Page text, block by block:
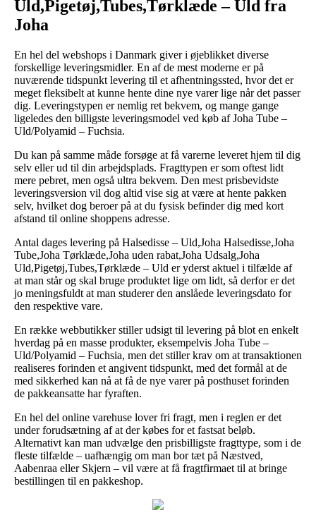
Uld,Pigetøj,Tubes,Tørklæde – Uld fra
Joha
En hel del webshops i Danmark giver i øjeblikket diverse
forskellige leveringsmidler. En af de mest moderne er på
nuværende tidspunkt levering til et afhentningssted, hvor det er
meget fleksibelt at kunne hente dine nye varer lige når det passer
dig. Leveringstypen er nemlig ret bekvem, og mange gange
ligeledes den billigste leveringsmodel ved køb af Joha Tube –
Uld/Polyamid – Fuchsia.
Du kan på samme måde forsøge at få varerne leveret hjem til dig
selv eller ud til din arbejdsplads. Fragttypen er som oftest lidt
mere pebret, men også ultra bekvem. Den mest prisbevidste
leveringsversion vil dog altid vise sig at være at hente pakken
selv, hvilket dog beroer på at du fysisk befinder dig med kort
afstand til online shoppens adresse.
Antal dages levering på Halsedisse – Uld,Joha Halsedisse,Joha
Tube,Joha Tørklæde,Joha uden rabat,Joha Udsalg,Joha
Uld,Pigetøj,Tubes,Tørklæde – Uld er yderst aktuel i tilfælde af
at man står og skal bruge produktet lige om lidt, så derfor er det
jo meningsfuldt at man studerer den anslåede leveringsdato for
den respektive vare.
En række webbutikker stiller udsigt til levering på blot en enkelt
hverdag på en masse produkter, eksempelvis Joha Tube –
Uld/Polyamid – Fuchsia, men det stiller krav om at transaktionen
realiseres forinden et angivent tidspunkt, med det formål at de
med sikkerhed kan nå at få de nye varer på posthuset forinden
de pakkeansatte har fyraften.
En hel del online varehuse lover fri fragt, men i reglen er det
under forudsætning af at der købes for et fastsat beløb.
Alternativt kan man udvælge den prisbilligste fragttype, som i de
fleste tilfælde – uafhængig om man bor tæt på Næstved,
Aabenraa eller Skjern – vil være at få fragtfirmaet til at bringe
bestillingen til en pakkeshop.